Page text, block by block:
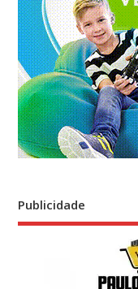
Publicidade